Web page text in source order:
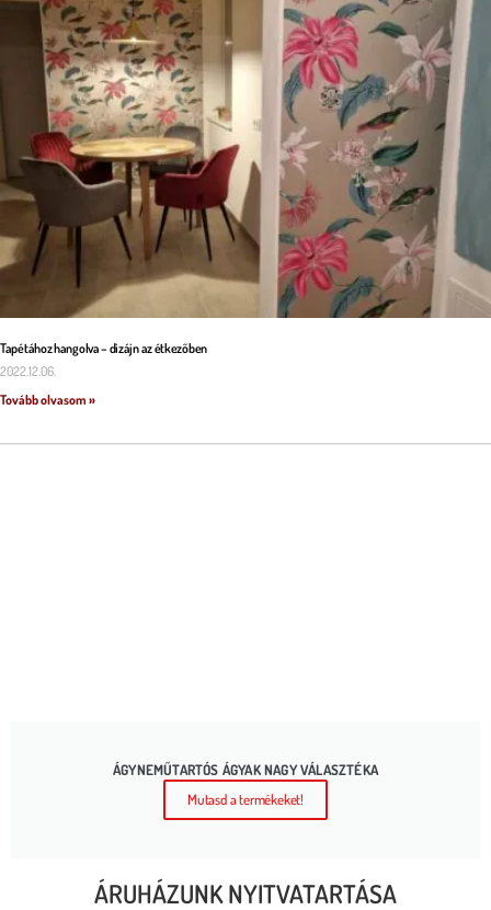
Tapétához hangolva – dizájn az étkezőben
2022.12.06.
Tovább olvasom »
ÁGYNEMŰTARTÓS ÁGYAK NAGY VÁLASZTÉKA
Mutasd a termékeket!
ÁRUHÁZUNK NYITVATARTÁSA